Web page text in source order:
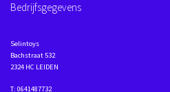
Bedrijfsgegevens
Selintoys
Bachstraat 532
2324 HC LEIDEN
T: 0641487732